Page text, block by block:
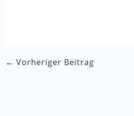
← Vorheriger Beitrag